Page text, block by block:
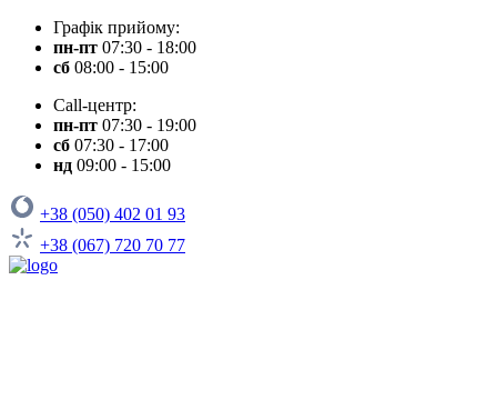
Графік прийому:
пн-пт 07:30 - 18:00
сб 08:00 - 15:00
Call-центр:
пн-пт 07:30 - 19:00
сб 07:30 - 17:00
нд 09:00 - 15:00
+38 (050) 402 01 93
+38 (067) 720 70 77